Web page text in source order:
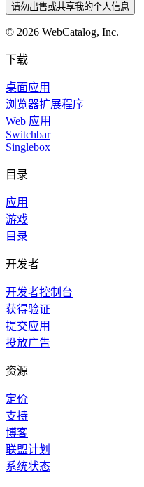
请勿出售或共享我的个人信息
© 2026 WebCatalog, Inc.
下载
桌面应用
浏览器扩展程序
Web 应用
Switchbar
Singlebox
目录
应用
游戏
目录
开发者
开发者控制台
获得验证
提交应用
投放广告
资源
定价
支持
博客
联盟计划
系统状态